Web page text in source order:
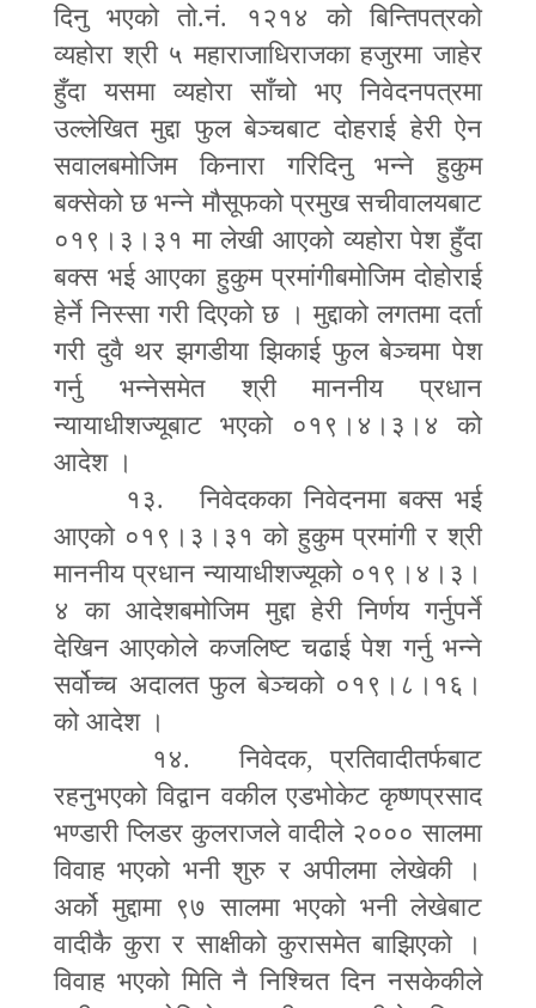
दिनु भएको तो.नं. १२१४ को बिन्तिपत्रको
व्यहोरा श्री ५ महाराजाधिराजका हजुरमा जाहेर
हुँदा यसमा व्यहोरा साँचो भए निवेदनपत्रमा
उल्लेखित मुद्दा फुल बेञ्चबाट दोहराई हेरी ऐन
सवालबमोजिम किनारा गरिदिनु भन्ने हुकुम
बक्सेको छ भन्ने मौसूफको प्रमुख सचीवालयबाट
०१९।३।३१ मा लेखी आएको व्यहोरा पेश हुँदा
बक्स भई आएका हुकुम प्रमांगीबमोजिम दोहोराई
हेर्ने निस्सा गरी दिएको छ । मुद्दाको लगतमा दर्ता
गरी दुवै थर झगडीया झिकाई फुल बेञ्चमा पेश
गर्नु भन्नेसमेत श्री माननीय प्रधान
न्यायाधीशज्यूबाट भएको ०१९।४।३।४ को
आदेश ।
१३. निवेदकका निवेदनमा बक्स भई
आएको ०१९।३।३१ को हुकुम प्रमांगी र श्री
माननीय प्रधान न्यायाधीशज्यूको ०१९।४।३।
४ का आदेशबमोजिम मुद्दा हेरी निर्णय गर्नुपर्ने
देखिन आएकोले कजलिष्ट चढाई पेश गर्नु भन्ने
सर्वोच्च अदालत फुल बेञ्चको ०१९।८।१६।
को आदेश ।
१४. निवेदक,प्रतिवादीतर्फबाट
रहनुभएको विद्वान वकील एडभोकेट कृष्णप्रसाद
भण्डारी प्लिडर कुलराजले वादीले २००० सालमा
विवाह भएको भनी शुरु र अपीलमा लेखेकी ।
अर्को मुद्दामा ९७ सालमा भएको भनी लेखेबाट
वादीकै कुरा र साक्षीको कुरासमेत बाझिएको ।
विवाह भएको मिति नै निश्चित दिन नसकेकीले